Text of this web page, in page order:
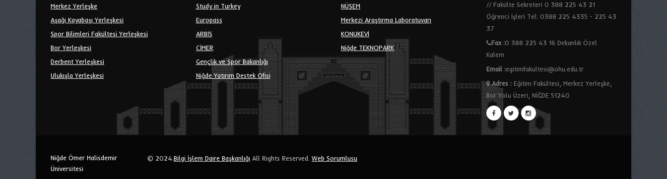
Merkez Yerleşke
Aşağı Kayabaşı Yerleşkesi
Spor Bilimleri Fakültesi Yerleşkesi
Bor Yerleşkesi
Derbent Yerleşkesi
Ulukışla Yerleşkesi
Study in Turkey
Europass
ARBİS
CİMER
Gençlik ve Spor Bakanlığı
Niğde Yatırım Destek Ofisi
NÜSEM
Merkezi Araştırma Laboratuvarı
KONUKEVİ
Niğde TEKNOPARK
// Fakülte Sekreteri 0 388 225 43 21
Öğrenci İşleri Tel: 0388 225 4335 - 225 43
37
Fax :0 388 225 43 16 Dekanlık Özel
Kalem
Email :egitimfakultesi@ohu.edu.tr
Adres:Eğitim Fakültesi, Merkez Yerleşke,
Bor Yolu Üzeri, NİĞDE 51240
Niğde Ömer Halisdemir
Üniversitesi
© 2024.Bilgi İşlem Daire Başkanlığı All Rights Reserved. Web Sorumlusu